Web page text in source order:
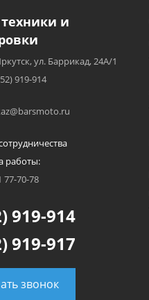
и
ул. Баррикад, 24А/1
919-914
работы:
77-70-78
919-914
919-917
звонок